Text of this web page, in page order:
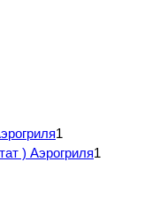
1
) Аэрогриля1